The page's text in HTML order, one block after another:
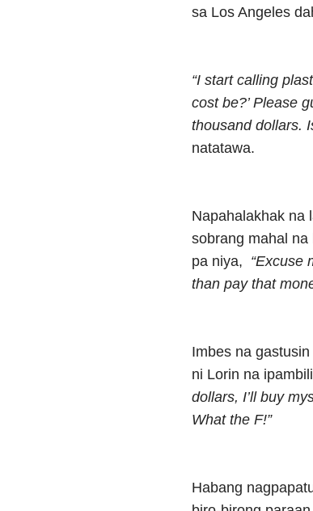
sa Los Angeles
“I start calling
cost be?’ Please
thousand dollars.
natatawa.
Napahalakhak na
sobrang mahal
pa niya, “Excuse
than pay that
Imbes na
ni Lorin na
dollars, I’ll buy
What the F!”
Habang